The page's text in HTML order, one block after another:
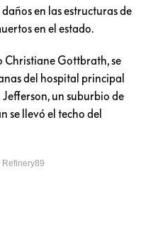
en las estructuras de
en el estado.
Christiane Gottbrath, se
del hospital principal
un suburbio de
se llevó el techo del